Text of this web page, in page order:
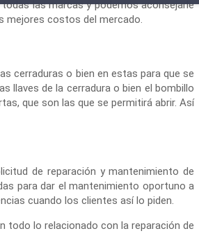
las marcas y podemos aconsejarle
mejores costos del mercado.
cerraduras o bien en estas para que se
llaves de la cerradura o bien el bombillo
que son las que se permitirá abrir. Así
de reparación y mantenimiento de
para dar el mantenimiento oportuno a
cuando los clientes así lo piden.
todo lo relacionado con la reparación de